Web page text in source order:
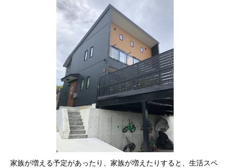
家族が増える予定があったり、家族が増えたりすると、生活スペ